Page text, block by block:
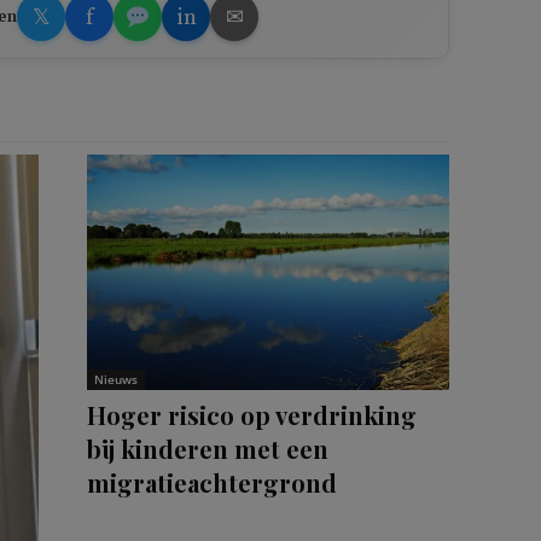
𝕏 f in ✉
Nieuws
Hoger risico op verdrinking
bij kinderen met een
migratieachtergrond